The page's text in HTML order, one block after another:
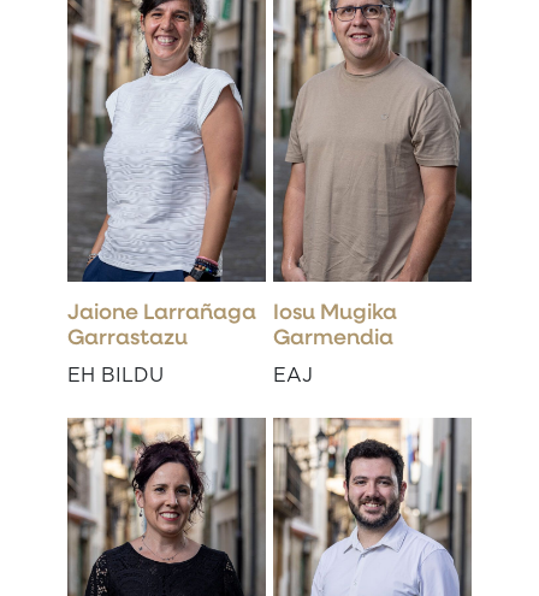
Jaione Larrañaga
Garrastazu
EH BILDU
Iosu Mugika
Garmendia
EAJ